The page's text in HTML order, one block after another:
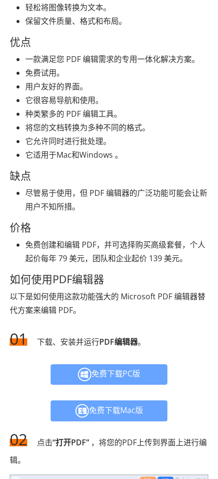
轻松将图像转换为文本。
保留文件质量、格式和布局。
优点
一款满足您 PDF 编辑需求的专用一体化解决方案。
免费试用。
用户友好的界面。
它很容易导航和使用。
种类繁多的 PDF 编辑工具。
将您的文档转换为多种不同的格式。
它允许同时进行批处理。
它适用于Mac和Windows 。
缺点
尽管易于使用，但 PDF 编辑器的广泛功能可能会让新
用户不知所措。
价格
免费创建和编辑 PDF，并可选择购买高级套餐，个人
起价每年 79 美元，团队和企业起价 139 美元。
如何使用PDF编辑器
以下是如何使用这款功能强大的 Microsoft PDF 编辑器替
代方案来编辑​​ PDF。
01 下载、安装并运行PDF编辑器。
免费下载PC版
免费下载Mac版
02 点击“打开PDF” ，将您的PDF上传到界面上进行编
辑。